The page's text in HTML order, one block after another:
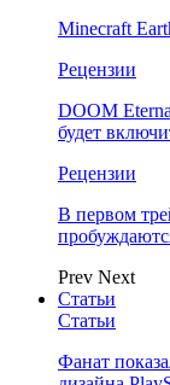
Minecraft
Рецензии
DOOM
будет
Рецензии
В первом
Prev Next
Статьи
Статьи
Фанат